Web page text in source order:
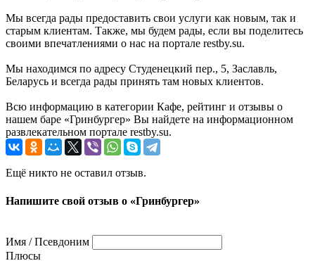
Мы всегда рады предоставить свои услуги как новым, так и
старым клиентам. Также, мы будем рады, если вы поделитесь
своими впечатлениями о нас на портале restby.su.
Мы находимся по адресу Студенецкий пер., 5, Заславль,
Беларусь и всегда рады принять там новых клиентов.
Всю информацию в категории Кафе, рейтинг и отзывы о
нашем баре «Гринбургер» Вы найдете на информационном
развлекательном портале restby.su.
Ещё никто не оставил отзыв.
Напишите свой отзыв о «Гринбургер»
Имя / Псевдоним
Плюсы